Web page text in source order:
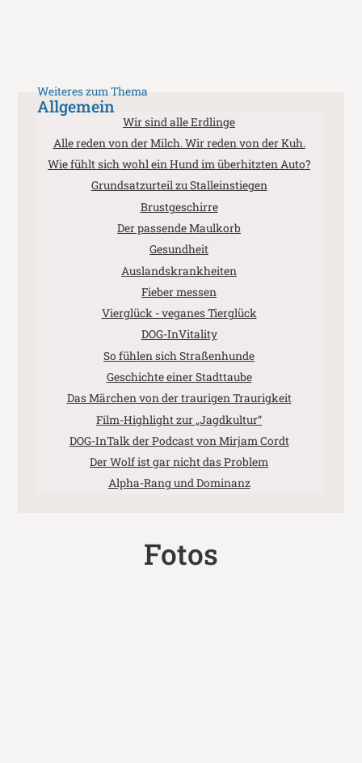
Weiteres zum Thema
Allgemein
Wir sind alle Erdlinge
Alle reden von der Milch. Wir reden von der Kuh.
Wie fühlt sich wohl ein Hund im überhitzten Auto?
Grundsatzurteil zu Stalleinstiegen
Brustgeschirre
Der passende Maulkorb
Gesundheit
Auslandskrankheiten
Fieber messen
Vierglück - veganes Tierglück
DOG-InVitality
So fühlen sich Straßenhunde
Geschichte einer Stadttaube
Das Märchen von der traurigen Traurigkeit
Film-Highlight zur „Jagdkultur“
DOG-InTalk der Podcast von Mirjam Cordt
Der Wolf ist gar nicht das Problem
Alpha-Rang und Dominanz
Fotos